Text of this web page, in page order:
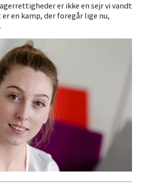
er ikke en sejr vi vandt
en kamp, der foregår lige nu,